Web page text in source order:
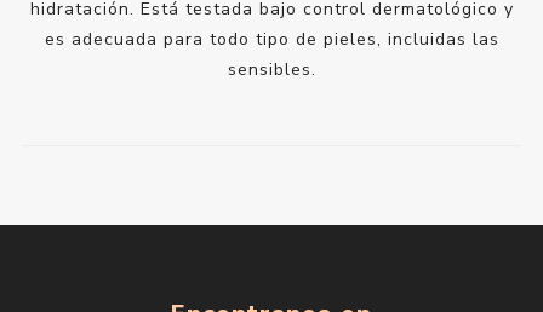
hidratación. Está testada bajo control dermatológico y
es adecuada para todo tipo de pieles, incluidas las
sensibles.